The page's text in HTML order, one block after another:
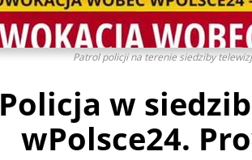
Patrol policji na terenie siedziby
Policja w
wPolsce24.